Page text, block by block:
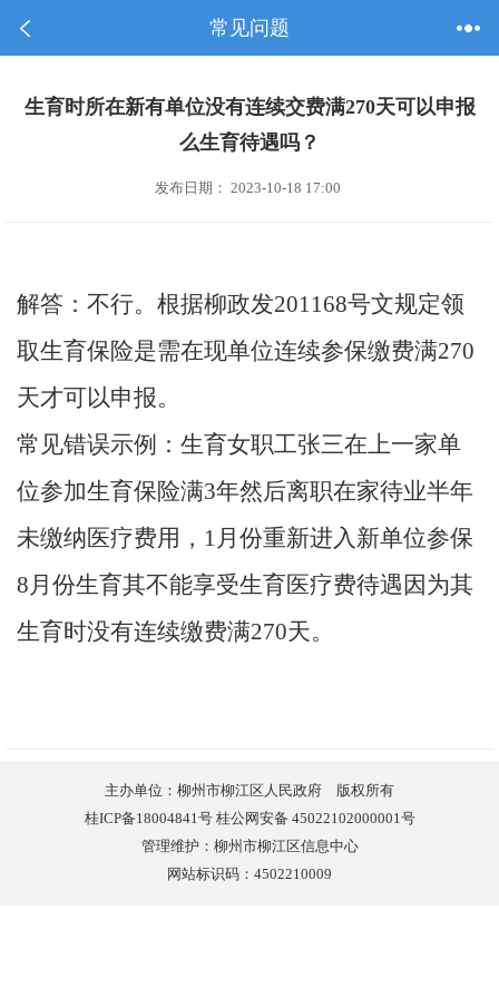
常见问题
生育时所在新有单位没有连续交费满270天可以申报
么生育待遇吗？
发布日期： 2023-10-18 17:00
解答：不行。根据柳政发201168号文规定领
取生育保险是需在现单位连续参保缴费满270
天才可以申报。
常见错误示例：生育女职工张三在上一家单
位参加生育保险满3年然后离职在家待业半年
未缴纳医疗费用，1月份重新进入新单位参保
8月份生育其不能享受生育医疗费待遇因为其
生育时没有连续缴费满270天。
主办单位：柳州市柳江区人民政府 版权所有
桂ICP备18004841号 桂公网安备 45022102000001号
管理维护：柳州市柳江区信息中心
网站标识码：4502210009